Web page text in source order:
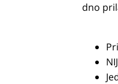
dno